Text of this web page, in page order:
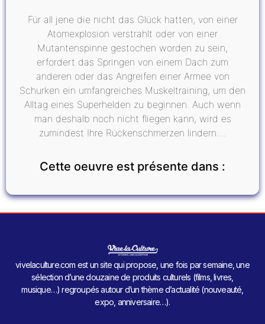
Für all jene die nicht das Glück hatten, von einer
Atomexplosion verstrahlt oder von einer
Mutantenspinne gestochen worden zu sein,
erfordert das Springen von einem Dach zum
anderen oder das Angreifen einer Armee von
Schurken ein umfangreiches Muskeltraining, um den
Alltag eines Superhelden zu beginnen. Auch wenn
man deshalb noch nicht fliegen kann, wird es
zumindest Ihre Rückenschmerzen lindern....
Cette oeuvre est présente dans :
vivelaculture.com est un site qui propose, une fois par semaine, une
sélection d’une douzaine de produits culturels (films, livres,
musique…) regroupés autour d’un thème d’actualité (nouveauté,
expo, anniversaire…).